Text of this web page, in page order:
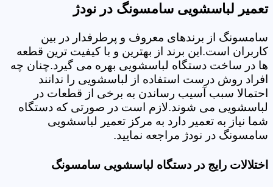
تعمیر لباسشویی سامسونگ در نودژ
سامسونگ از برندهای معروف و پرطرفدار در بین
کاربران است.این برند از بهترین و با کیفیت ترین قطعه
ها در ساخت دستگاه لباسشویی بهره می گیرد.چنان چه
افراد روش درست استفاده از لباسشویی را ندانند
احتمالا سبب آسیب رساندن به برخی از قطعات در
لباسشویی می شوند.لازم است در صورتی که دستگاه
شما نیاز به تعمیر دارد به مرکز تعمیر لباسشویی
سامسونگ در نودژ مراجعه نمایید.
اختلالات رایج در دستگاه لباسشویی سامسونگ